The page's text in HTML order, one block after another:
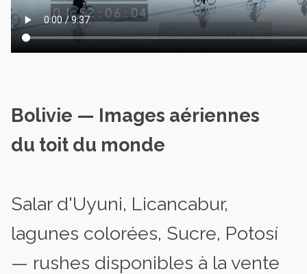
Bolivie — Images aériennes
du toit du monde
Salar d'Uyuni, Licancabur,
lagunes colorées, Sucre, Potosí
— rushes disponibles à la vente